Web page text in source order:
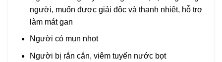
người, muốn được giải độc và thanh nhiệt, hỗ trợ
làm mát gan
Người có mụn nhọt
Người bị rắn cắn, viêm tuyến nước bọt